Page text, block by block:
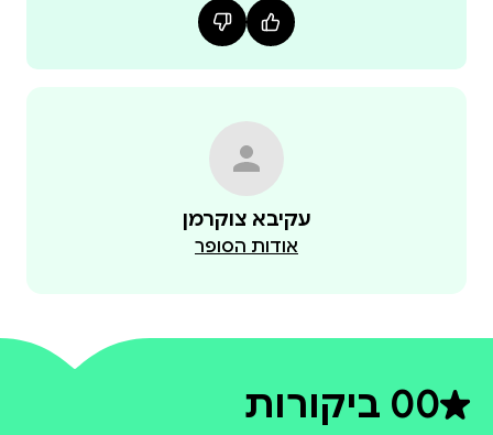
האחריות ומסתכל מלמעלה, הילדים שמתבוננים
בתמימות מלמטה, והחייל שרואה את הקרבות מבפנים -
עקיבא צוקרמן
אודות הסופר
0דירוג ממוצע 0 מתוך 5
0 ביקורות